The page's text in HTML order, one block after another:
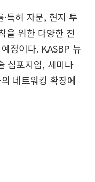
특허 자문, 현지 투
을 위한 다양한 전
정이다. KASBP 뉴
심포지엄, 세미나
네트워킹 확장에